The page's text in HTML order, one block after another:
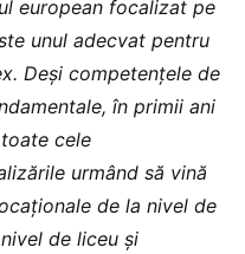
european focalizat pe
unul adecvat pentru
Deși competențele de
în primii ani
cele
urmând să vină
de la nivel de
de liceu și